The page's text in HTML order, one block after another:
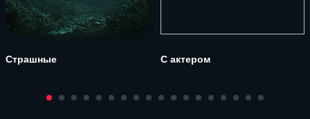
Страшные С актером